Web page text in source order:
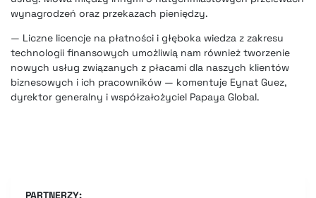
wynagrodzeń oraz przekazach pieniędzy.
— Liczne licencje na płatności i głęboka wiedza z zakresu
technologii finansowych umożliwią nam również tworzenie
nowych usług związanych z płacami dla naszych klientów
biznesowych i ich pracowników — komentuje Eynat Guez,
dyrektor generalny i współzałożyciel Papaya Global.
PARTNERZY: